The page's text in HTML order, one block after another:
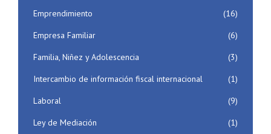
Emprendimiento
(16)
Empresa Familiar
(6)
Familia, Niñez y Adolescencia
(3)
Intercambio de información fiscal internacional
(1)
Laboral
(9)
Ley de Mediación
(1)